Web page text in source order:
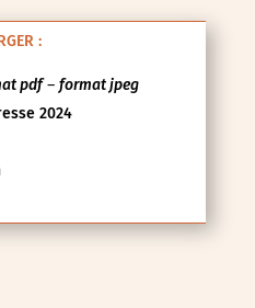
:
pdf– format jpeg
2024